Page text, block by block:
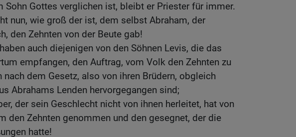
Sohn Gottes verglichen ist, bleibt er Priester für immer.
nun, wie groß der ist, dem selbst Abraham, der
den Zehnten von der Beute gab!
auch diejenigen von den Söhnen Levis, die das
empfangen, den Auftrag, vom Volk den Zehnten zu
nach dem Gesetz, also von ihren Brüdern, obgleich
Abrahams Lenden hervorgegangen sind;
der sein Geschlecht nicht von ihnen herleitet, hat von
den Zehnten genommen und den gesegnet, der die
hatte!